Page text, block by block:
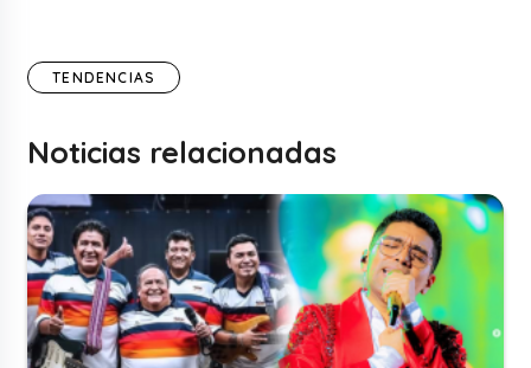
TENDENCIAS
Noticias relacionadas